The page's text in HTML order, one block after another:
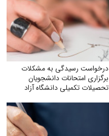
درخواست رسیدگی به مشکلات
برگزاری امتحانات دانشجویان
تحصیلات تکمیلی دانشگاه آزاد